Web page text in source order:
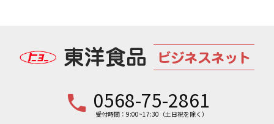
phone 0568-75-2861
受付時間：9:00~17:30（土日祝を除く）